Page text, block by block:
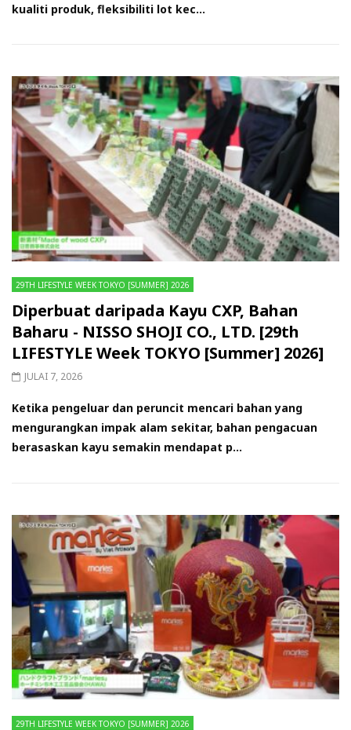
kualiti produk, fleksibiliti lot kec...
29TH LIFESTYLE WEEK TOKYO [SUMMER] 2026
Diperbuat daripada Kayu CXP, Bahan
Baharu - NISSO SHOJI CO., LTD. [29th
LIFESTYLE Week TOKYO [Summer] 2026]
JULAI 7, 2026
Ketika pengeluar dan peruncit mencari bahan yang
mengurangkan impak alam sekitar, bahan pengacuan
berasaskan kayu semakin mendapat p...
29TH LIFESTYLE WEEK TOKYO [SUMMER] 2026